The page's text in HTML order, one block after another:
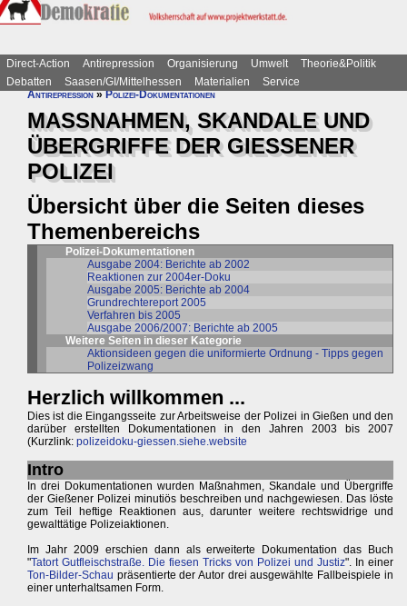
Direct-Action Antirepression Organisierung Umwelt
Theorie&Politik
Debatten
Saasen/GI/Mittelhessen Materialien
Service
Antirepression»Polizei-Dokumentationen
MASSNAHMEN, SKANDALE UND
ÜBERGRIFFE DER GIESSENER
POLIZEI
Übersicht über die Seiten dieses
Themenbereichs
Polizei-Dokumentationen
Ausgabe 2004: Berichte ab 2002
Reaktionen zur 2004er-Doku
Ausgabe 2005: Berichte ab 2004
Grundrechtereport 2005
Verfahren bis 2005
Ausgabe 2006/2007: Berichte ab 2005
Weitere Seiten in dieser Kategorie
Aktionsideen gegen die uniformierte Ordnung - Tipps gegen
Polizeizwang
Herzlich willkommen ...
Dies ist die Eingangsseite zur Arbeitsweise der Polizei in Gießen und den
darüber erstellten Dokumentationen in den Jahren 2003 bis 2007
(Kurzlink: polizeidoku-giessen.siehe.website
Intro
In drei Dokumentationen wurden Maßnahmen, Skandale und Übergriffe
der Gießener Polizei minutiös beschreiben und nachgewiesen. Das löste
zum Teil heftige Reaktionen aus, darunter weitere rechtswidrige und
gewalttätige Polizeiaktionen.
Im Jahr 2009 erschien dann als erweiterte Dokumentation das Buch
"Tatort Gutfleischstraße. Die fiesen Tricks von Polizei und Justiz". In einer
Ton-Bilder-Schau präsentierte der Autor drei ausgewählte Fallbeispiele in
einer unterhaltsamen Form.